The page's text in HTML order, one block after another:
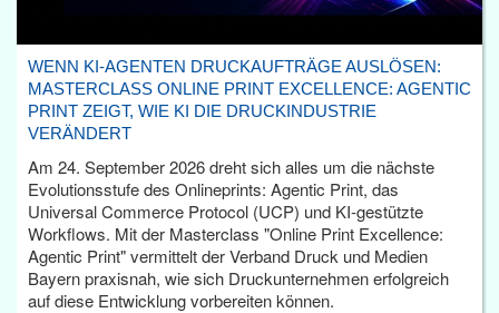
WENN KI-AGENTEN DRUCKAUFTRÄGE AUSLÖSEN:
MASTERCLASS ONLINE PRINT EXCELLENCE: AGENTIC
PRINT ZEIGT, WIE KI DIE DRUCKINDUSTRIE
VERÄNDERT
Am 24. September 2026 dreht sich alles um die nächste
Evolutionsstufe des Onlineprints: Agentic Print, das
Universal Commerce Protocol (UCP) und KI-gestützte
Workflows. Mit der Masterclass "Online Print Excellence:
Agentic Print" vermittelt der Verband Druck und Medien
Bayern praxisnah, wie sich Druckunternehmen erfolgreich
auf diese Entwicklung vorbereiten können.